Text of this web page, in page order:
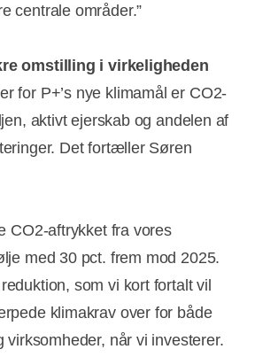
centrale områder.”
omstilling i virkeligheden
for P+’s nye klimamål er CO2-
aktivt ejerskab og andelen af
Det fortæller Søren
CO2-aftrykket fra vores
med 30 pct. frem mod 2025.
som vi kort fortalt vil
klimakrav over for både
virksomheder, når vi investerer.